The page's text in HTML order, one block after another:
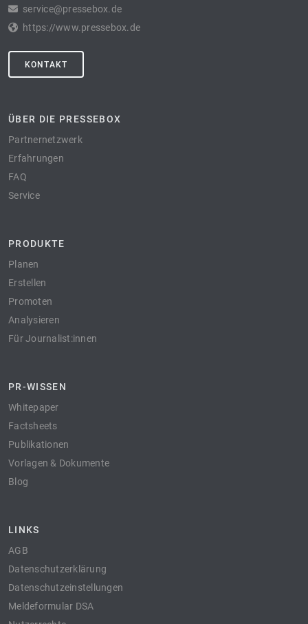
service@pressebox.de
https://www.pressebox.de
KONTAKT
ÜBER DIE PRESSEBOX
Partnernetzwerk
Erfahrungen
FAQ
Service
PRODUKTE
Planen
Erstellen
Promoten
Analysieren
Für Journalist:innen
PR-WISSEN
Whitepaper
Factsheets
Publikationen
Vorlagen & Dokumente
Blog
LINKS
AGB
Datenschutzerklärung
Datenschutzeinstellungen
Meldeformular DSA